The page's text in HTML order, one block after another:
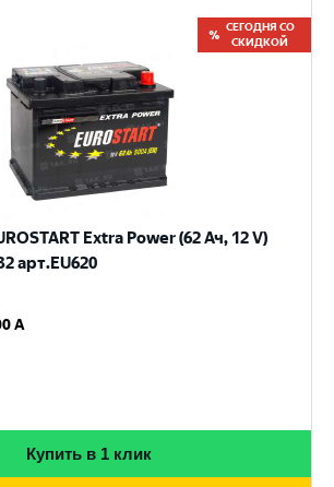
СЕГОДНЯ СО
СКИДКОЙ
Extra Power (62 Ач, 12 V)
арт.EU620
A
Купить в 1 клик